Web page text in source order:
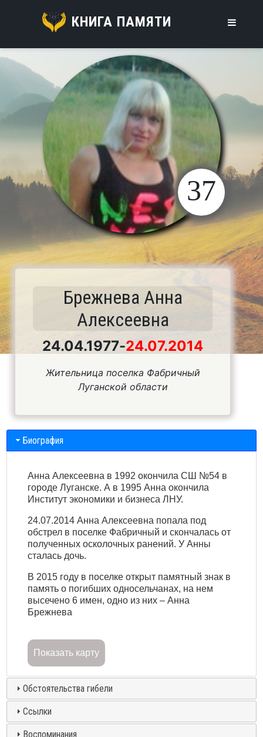
КНИГА ПАМЯТИ
37
Брежнева Анна
Алексеевна
24.04.1977-24.07.2014
Жительница поселка Фабричный
Луганской области
Биография
Анна Алексеевна в 1992 окончила СШ №54 в
городе Луганске. А в 1995 Анна окончила
Институт экономики и бизнеса ЛНУ.
24.07.2014 Анна Алексеевна попала под
обстрел в поселке Фабричный и скончалась от
полученных осколочных ранений. У Анны
сталась дочь.
В 2015 году в поселке открыт памятный знак в
память о погибших односельчанах, на нем
высечено 6 имен, одно из них – Анна
Брежнева
Показать карту
Обстоятельства гибели
Ссылки
Воспоминания